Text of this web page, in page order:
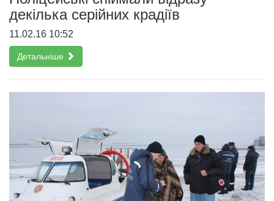
декілька серійних крадіїв
11.02.16 10:52
Детальніше